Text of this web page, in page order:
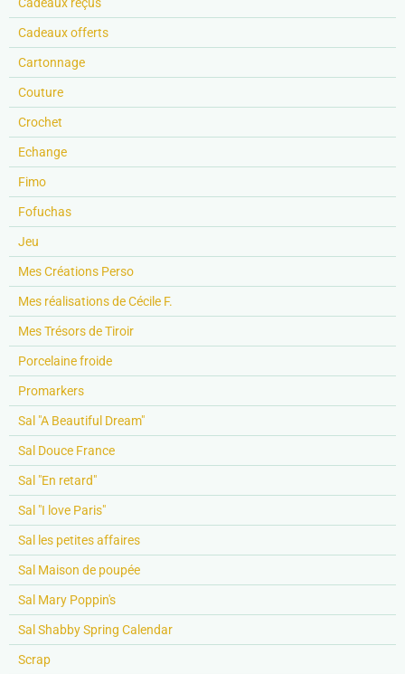
Cadeaux offerts
Cartonnage
Couture
Crochet
Echange
Fimo
Fofuchas
Jeu
Mes Créations Perso
Mes réalisations de Cécile F.
Mes Trésors de Tiroir
Porcelaine froide
Promarkers
Sal "A Beautiful Dream"
Sal Douce France
Sal "En retard"
Sal "I love Paris"
Sal les petites affaires
Sal Maison de poupée
Sal Mary Poppin's
Sal Shabby Spring Calendar
Scrap